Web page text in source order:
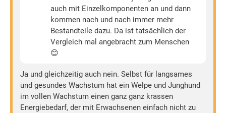
auch mit Einzelkomponenten an und dann
kommen nach und nach immer mehr
Bestandteile dazu. Da ist tatsächlich der
Vergleich mal angebracht zum Menschen
😊
Ja und gleichzeitig auch nein. Selbst für langsames
und gesundes Wachstum hat ein Welpe und Junghund
im vollen Wachstum einen ganz ganz krassen
Energiebedarf, der mit Erwachsenen einfach nicht zu